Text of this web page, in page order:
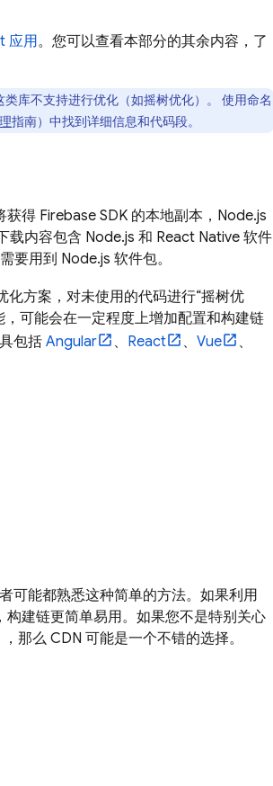
应用。您可以查看本部分的其余内容，了
库不支持进行优化（如摇树优化）。 使用命名
指南）中找到详细信息和代码段。
得 Firebase SDK 的本地副本，Node.js
载内容包含 Node.js 和 React Native 软件
要用到 Node.js 软件包。
方案，对未使用的代码进行“摇树优
可能会在一定程度上增加配置和构建链
包括 Angular 、 React 、 Vue
、
可能都熟悉这种简单的方法。如果利用
建链更简单易用。如果您不是特别关心
那么 CDN 可能是一个不错的选择。